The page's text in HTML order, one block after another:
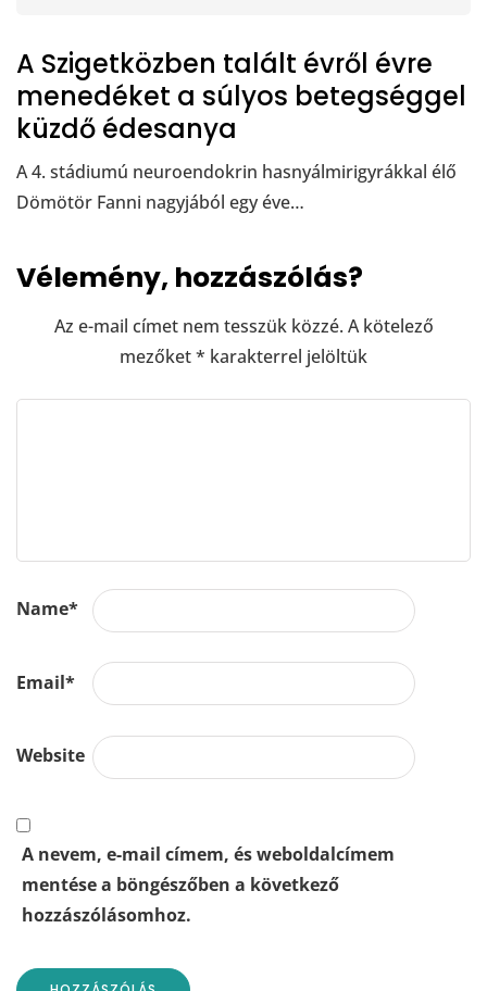
A Szigetközben talált évről évre
menedéket a súlyos betegséggel
küzdő édesanya
A 4. stádiumú neuroendokrin hasnyálmirigyrákkal élő
Dömötör Fanni nagyjából egy éve…
Vélemény, hozzászólás?
Az e-mail címet nem tesszük közzé. A kötelező
mezőket* karakterrel jelöltük
Name*
Email*
Website
A nevem, e-mail címem, és weboldalcímem
mentése a böngészőben a következő
hozzászólásomhoz.